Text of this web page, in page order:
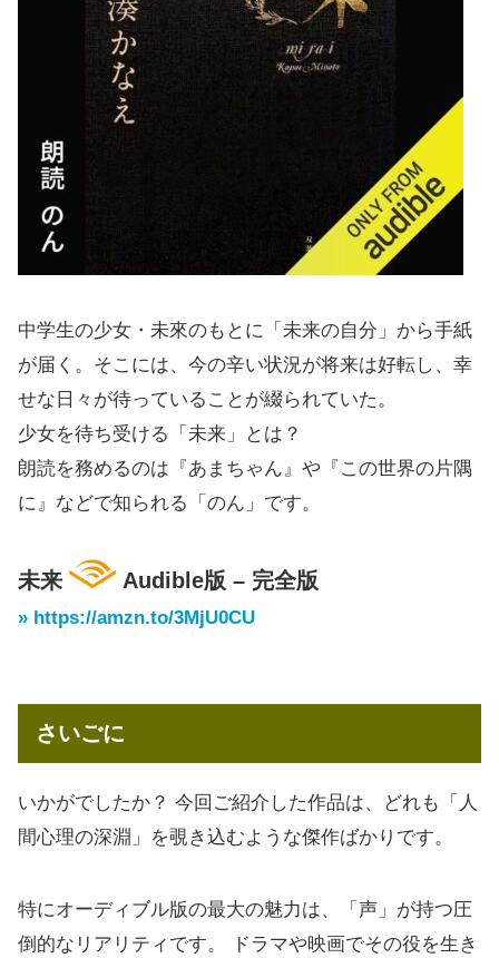
中学生の少女・未來のもとに「未来の自分」から手紙
が届く。そこには、今の辛い状況が将来は好転し、幸
せな日々が待っていることが綴られていた。
少女を待ち受ける「未来」とは？
朗読を務めるのは『あまちゃん』や『この世界の片隅
に』などで知られる「のん」です。
未来 Audible版 – 完全版
» https://amzn.to/3MjU0CU
さいごに
いかがでしたか？ 今回ご紹介した作品は、どれも「人
間心理の深淵」を覗き込むような傑作ばかりです。
特にオーディブル版の最大の魅力は、「声」が持つ圧
倒的なリアリティです。 ドラマや映画でその役を生き